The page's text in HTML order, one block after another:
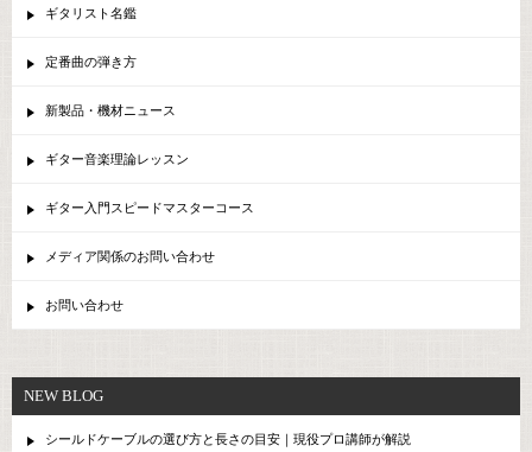
ギタリスト名鑑
定番曲の弾き方
新製品・機材ニュース
ギター音楽理論レッスン
ギター入門スピードマスターコース
メディア関係のお問い合わせ
お問い合わせ
NEW BLOG
シールドケーブルの選び方と長さの目安｜現役プロ講師が解説